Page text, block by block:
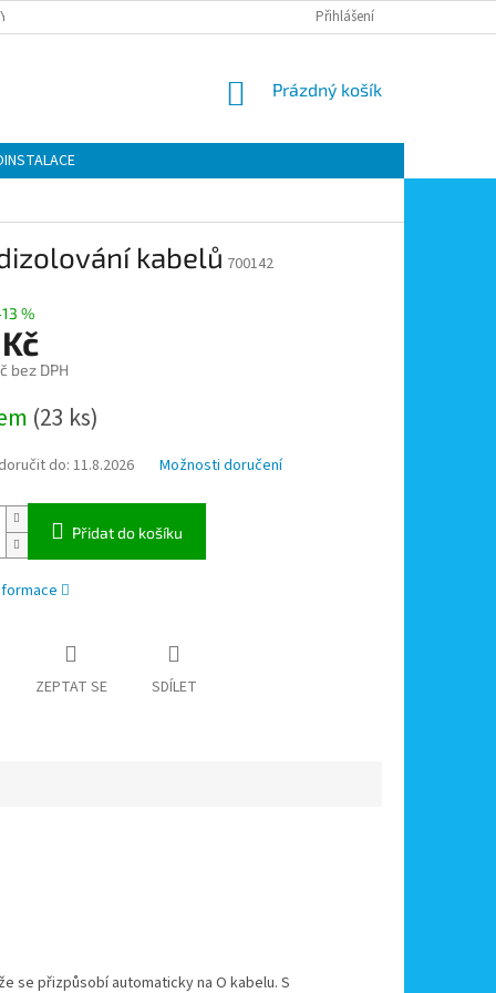
OCHRANY OSOBNÍCH ÚDAJŮ MOJE OBJEDNÁVKA
Přihlášení
NÁKUPNÍ
Prázdný košík
kabelů 700142
%
bez DPH
(23 ks)
do: 11.8.2026 Možnosti doručení
Přidat do košíku
ZEPTAT SE SDÍLET
se přizpůsobí automaticky na O kabelu. S